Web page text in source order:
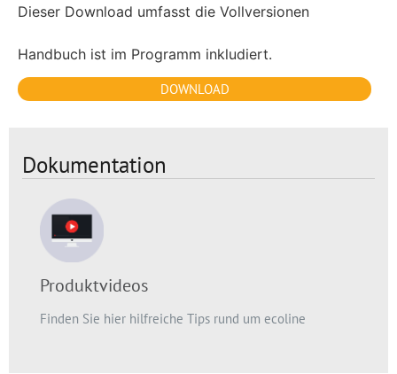
Dieser Download umfasst die Vollversionen
Handbuch ist im Programm inkludiert.
DOWNLOAD
Dokumentation
Produktvideos
Finden Sie hier hilfreiche Tips rund um ecoline